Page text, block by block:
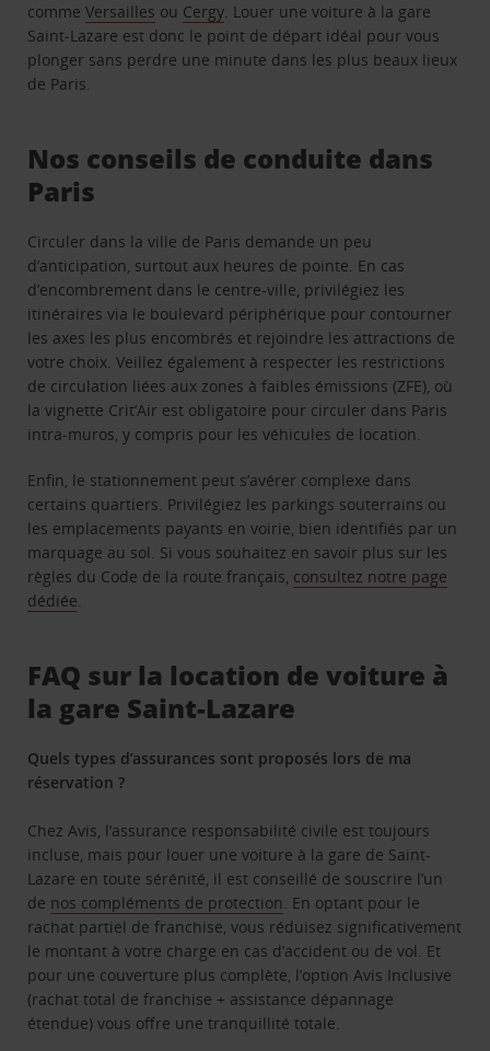
commeVersailles ou Cergy. Louer une voiture à la gare
Saint-Lazare est donc le point de départ idéal pour vous
plonger sans perdre une minute dans les plus beaux lieux
de Paris.
Nos conseils de conduite dans
Paris
Circuler dans la ville de Paris demande un peu
d’anticipation, surtout aux heures de pointe. En cas
d’encombrement dans le centre-ville, privilégiez les
itinéraires via le boulevard périphérique pour contourner
les axes les plus encombrés et rejoindre les attractions de
votre choix. Veillez également à respecter les restrictions
de circulation liées aux zones à faibles émissions (ZFE), où
la vignette Crit’Air est obligatoire pour circuler dans Paris
intra‑muros, y compris pour les véhicules de location.
Enfin, le stationnement peut s’avérer complexe dans
certains quartiers. Privilégiez les parkings souterrains ou
les emplacements payants en voirie, bien identifiés par un
marquage au sol. Si vous souhaitez en savoir plus sur les
règles du Code de la route français, consultez notre page
dédiée.
FAQ sur la location de voiture à
la gare Saint-Lazare
Quels types d’assurances sont proposés lors de ma
réservation ?
Chez Avis, l’assurance responsabilité civile est toujours
incluse, mais pour louer une voiture à la gare de Saint-
Lazare en toute sérénité, il est conseillé de souscrire l’un
de nos compléments de protection. En optant pour le
rachat partiel de franchise, vous réduisez significativement
le montant à votre charge en cas d’accident ou de vol. Et
pour une couverture plus complète, l’option Avis Inclusive
(rachat total de franchise + assistance dépannage
étendue) vous offre une tranquillité totale.